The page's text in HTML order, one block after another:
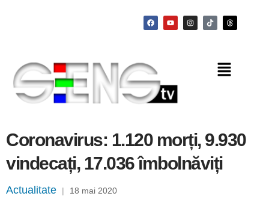
Coronavirus: 1.120 morți, 9.930
vindecați, 17.036 îmbolnăviți
Actualitate | 18 mai 2020